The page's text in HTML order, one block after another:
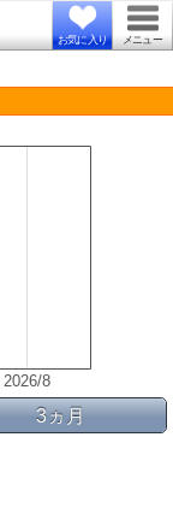
お気に入り メニュー
2026/8
3ヵ月